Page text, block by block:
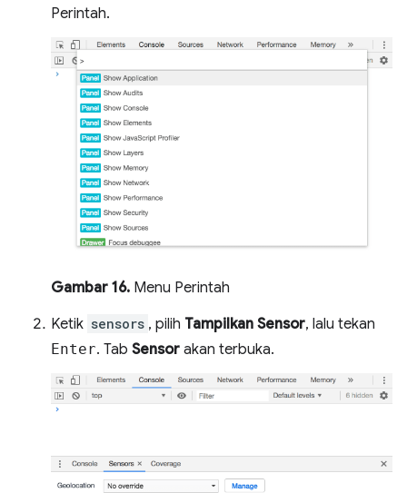
Perintah.
Gambar 16. Menu Perintah
Ketik sensors , pilih Tampilkan Sensor, lalu tekan
Enter. Tab Sensor akan terbuka.